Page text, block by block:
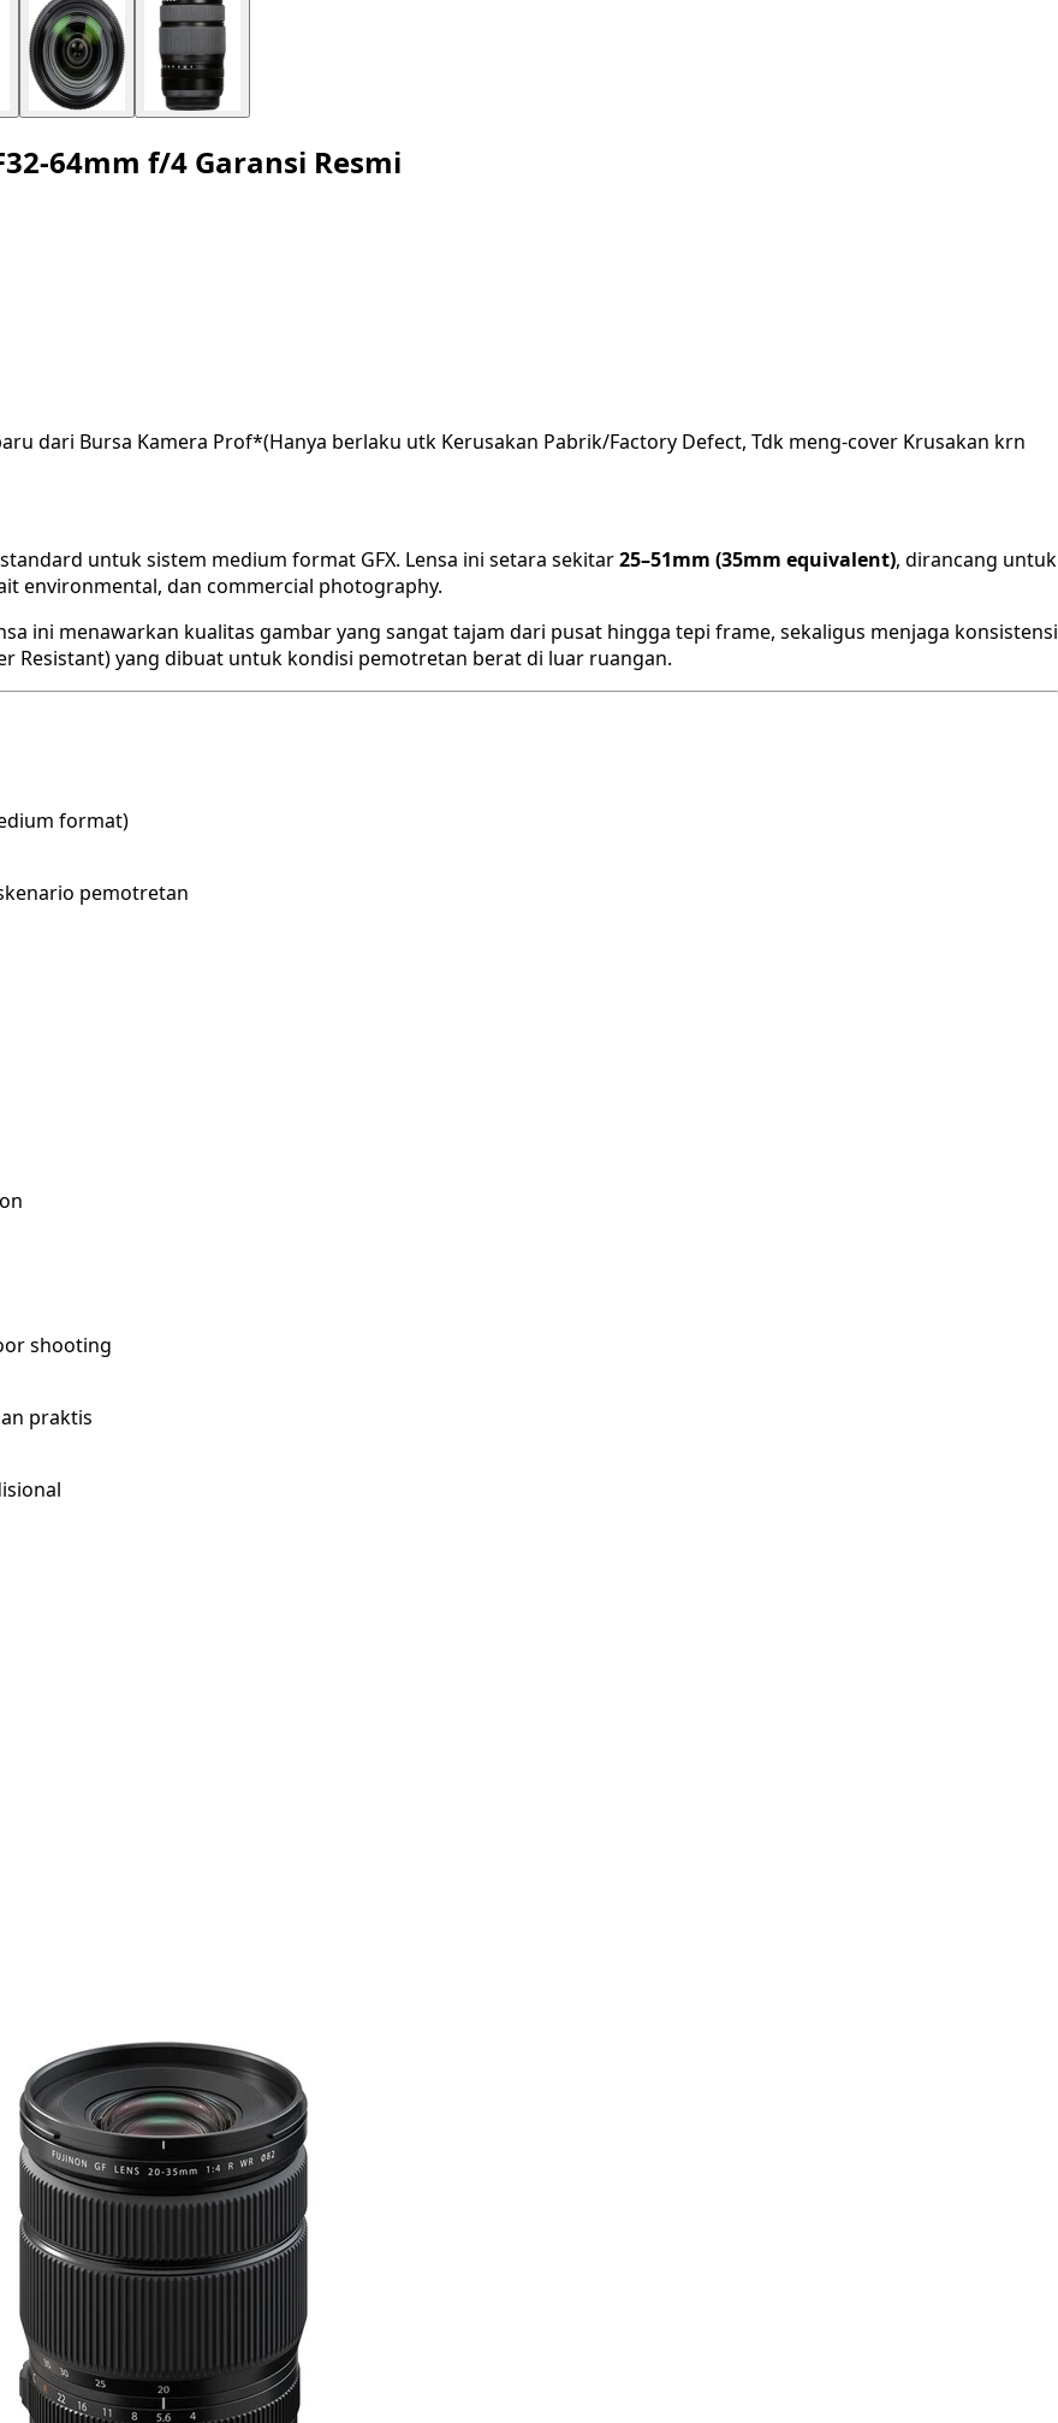
64mm f/4 Garansi Resmi
dari Bursa Kamera Prof*(Hanya berlaku utk Kerusakan Pabrik/Factory Defect, Tdk meng-cover Krusakan krn
untuk sistem medium format GFX. Lensa ini setara sekitar25–51mm (35mm equivalent), dirancang untuk
environmental, dan commercial photography.
ini menawarkan kualitas gambar yang sangat tajam dari pusat hingga tepi frame, sekaligus menjaga konsistensi
Resistant) yang dibuat untuk kondisi pemotretan berat di luar ruangan.
format)
pemotretan
shooting
praktis